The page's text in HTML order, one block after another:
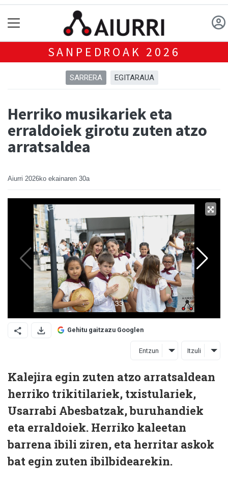
SANPEDROAK 2026
SARRERA EGITARAUA
Herriko musikariek eta
erraldoiek girotu zuten atzo
arratsaldea
Aiurri 2026ko ekainaren 30a
Gehitu gaitzazu Googlen
Entzun Itzuli
Kalejira egin zuten atzo arratsaldean
herriko trikitilariek, txistulariek,
Usarrabi Abesbatzak, buruhandiek
eta erraldoiek. Herriko kaleetan
barrena ibili ziren, eta herritar askok
bat egin zuten ibilbidearekin.